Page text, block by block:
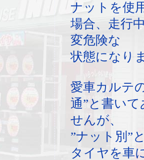
ナットを使
場合、走行
変危険な
状態になり
愛車カルテ
通”と書い
せんが、
”ナット別”
タイヤを車